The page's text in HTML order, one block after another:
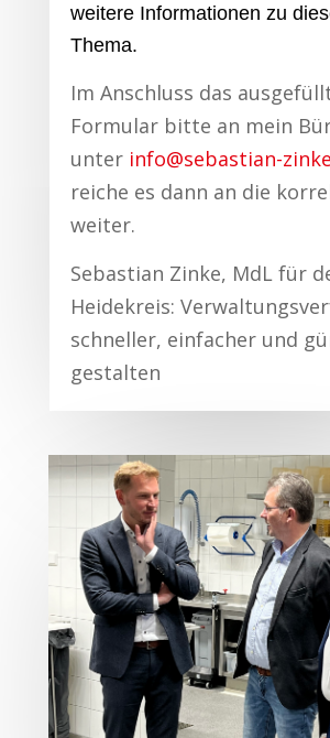
weitere Informationen zu
Thema.
Im Anschluss das
Formular bitte an mein
unter info@sebastian-
reiche es dann an die
weiter.
Sebastian Zinke, MdL für
Heidekreis:
schneller, einfacher und
gestalten